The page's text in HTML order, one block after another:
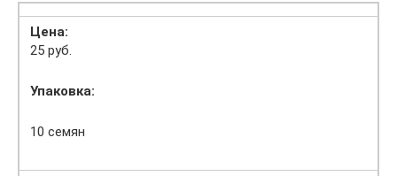
Цена:
25 руб.
Упаковка:
10 семян